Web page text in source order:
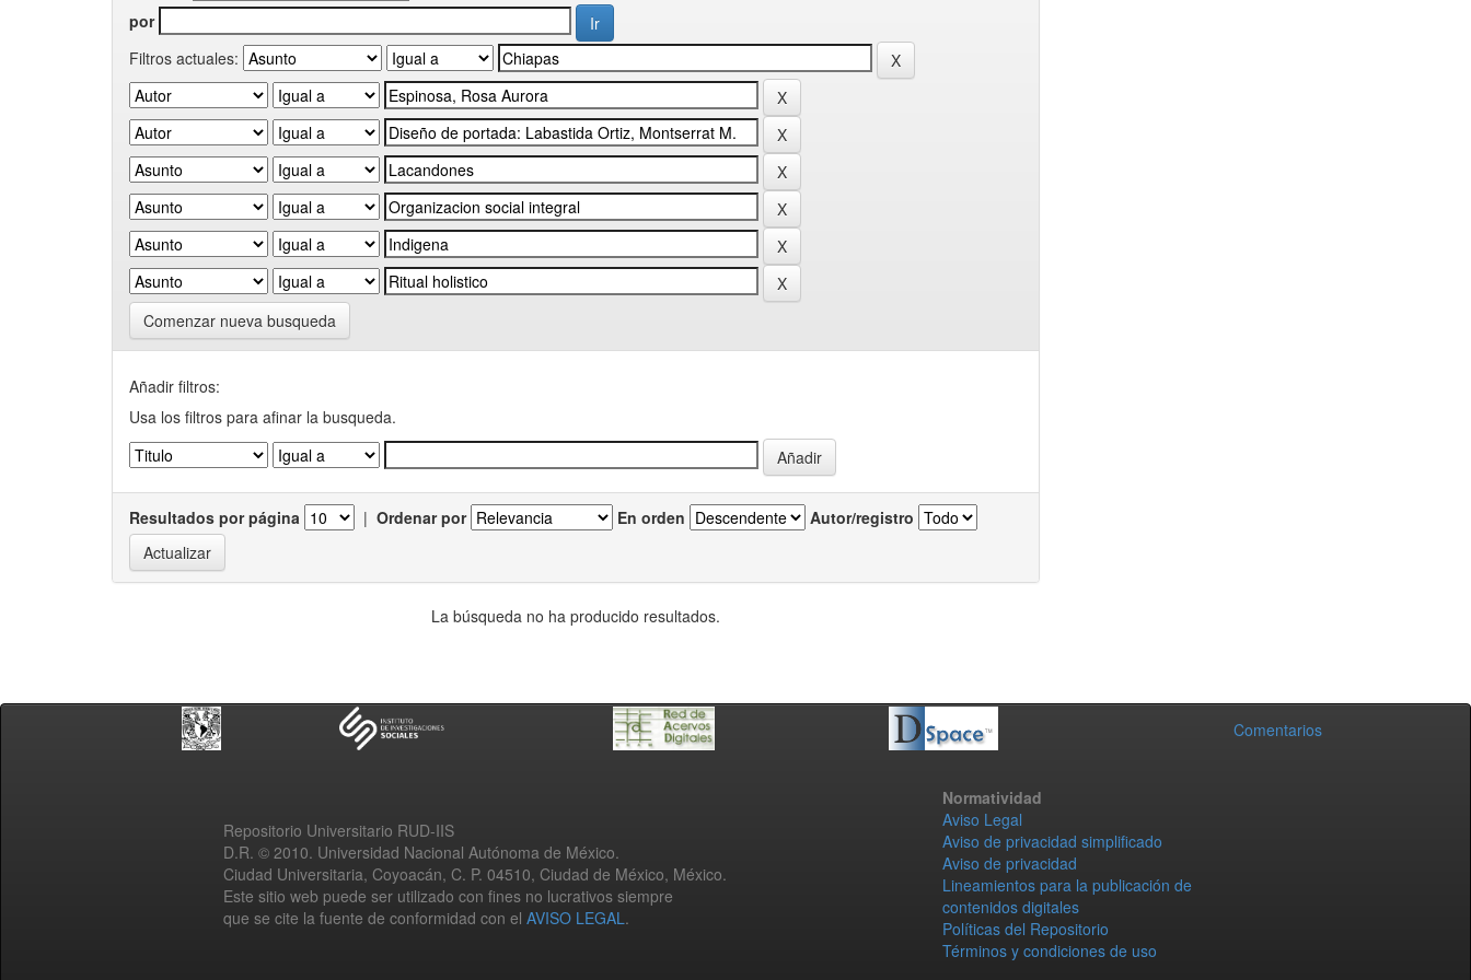
por
Filtros actuales:
Comenzar nueva busqueda
Añadir filtros:
Usa los filtros para afinar la busqueda.
Resultados por página | Ordenar por En orden Autor/registro
La búsqueda no ha producido resultados.
Comentarios
Repositorio Universitario RUD-IIS
D.R. © 2010. Universidad Nacional Autónoma de México.
Ciudad Universitaria, Coyoacán, C. P. 04510, Ciudad de México, México.
Este sitio web puede ser utilizado con fines no lucrativos siempre
que se cite la fuente de conformidad con el AVISO LEGAL.
Normatividad
Aviso Legal
Aviso de privacidad simplificado
Aviso de privacidad
Lineamientos para la publicación de
contenidos digitales
Políticas del Repositorio
Términos y condiciones de uso